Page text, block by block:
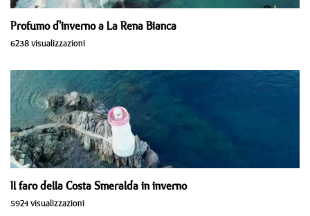
Profumo d'inverno a La Rena Bianca
6238 visualizzazioni
Il faro della Costa Smeralda in inverno
5924 visualizzazioni